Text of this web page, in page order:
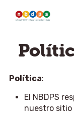
Política:
El NBDPS
nuestro sitio